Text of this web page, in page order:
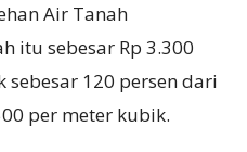
Air Tanah
itu sebesar Rp 3.300
120 persen dari
per meter kubik.